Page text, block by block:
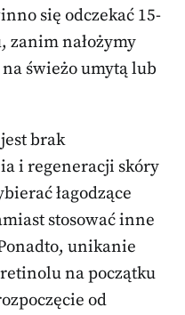
się odczekać 15-
zanim nałożymy
świeżo umytą lub
brak
i regeneracji skóry
łagodzące
stosować inne
unikanie
na początku
od